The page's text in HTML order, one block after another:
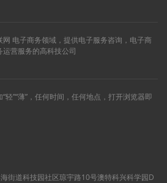
网 电子商务领域，提供电子服务咨询，电子商
营服务的高科技公司
轻”“薄”，任何时间，任何地点，打开浏览器即
街道科技园社区琼宇路10号澳特科兴科学园D